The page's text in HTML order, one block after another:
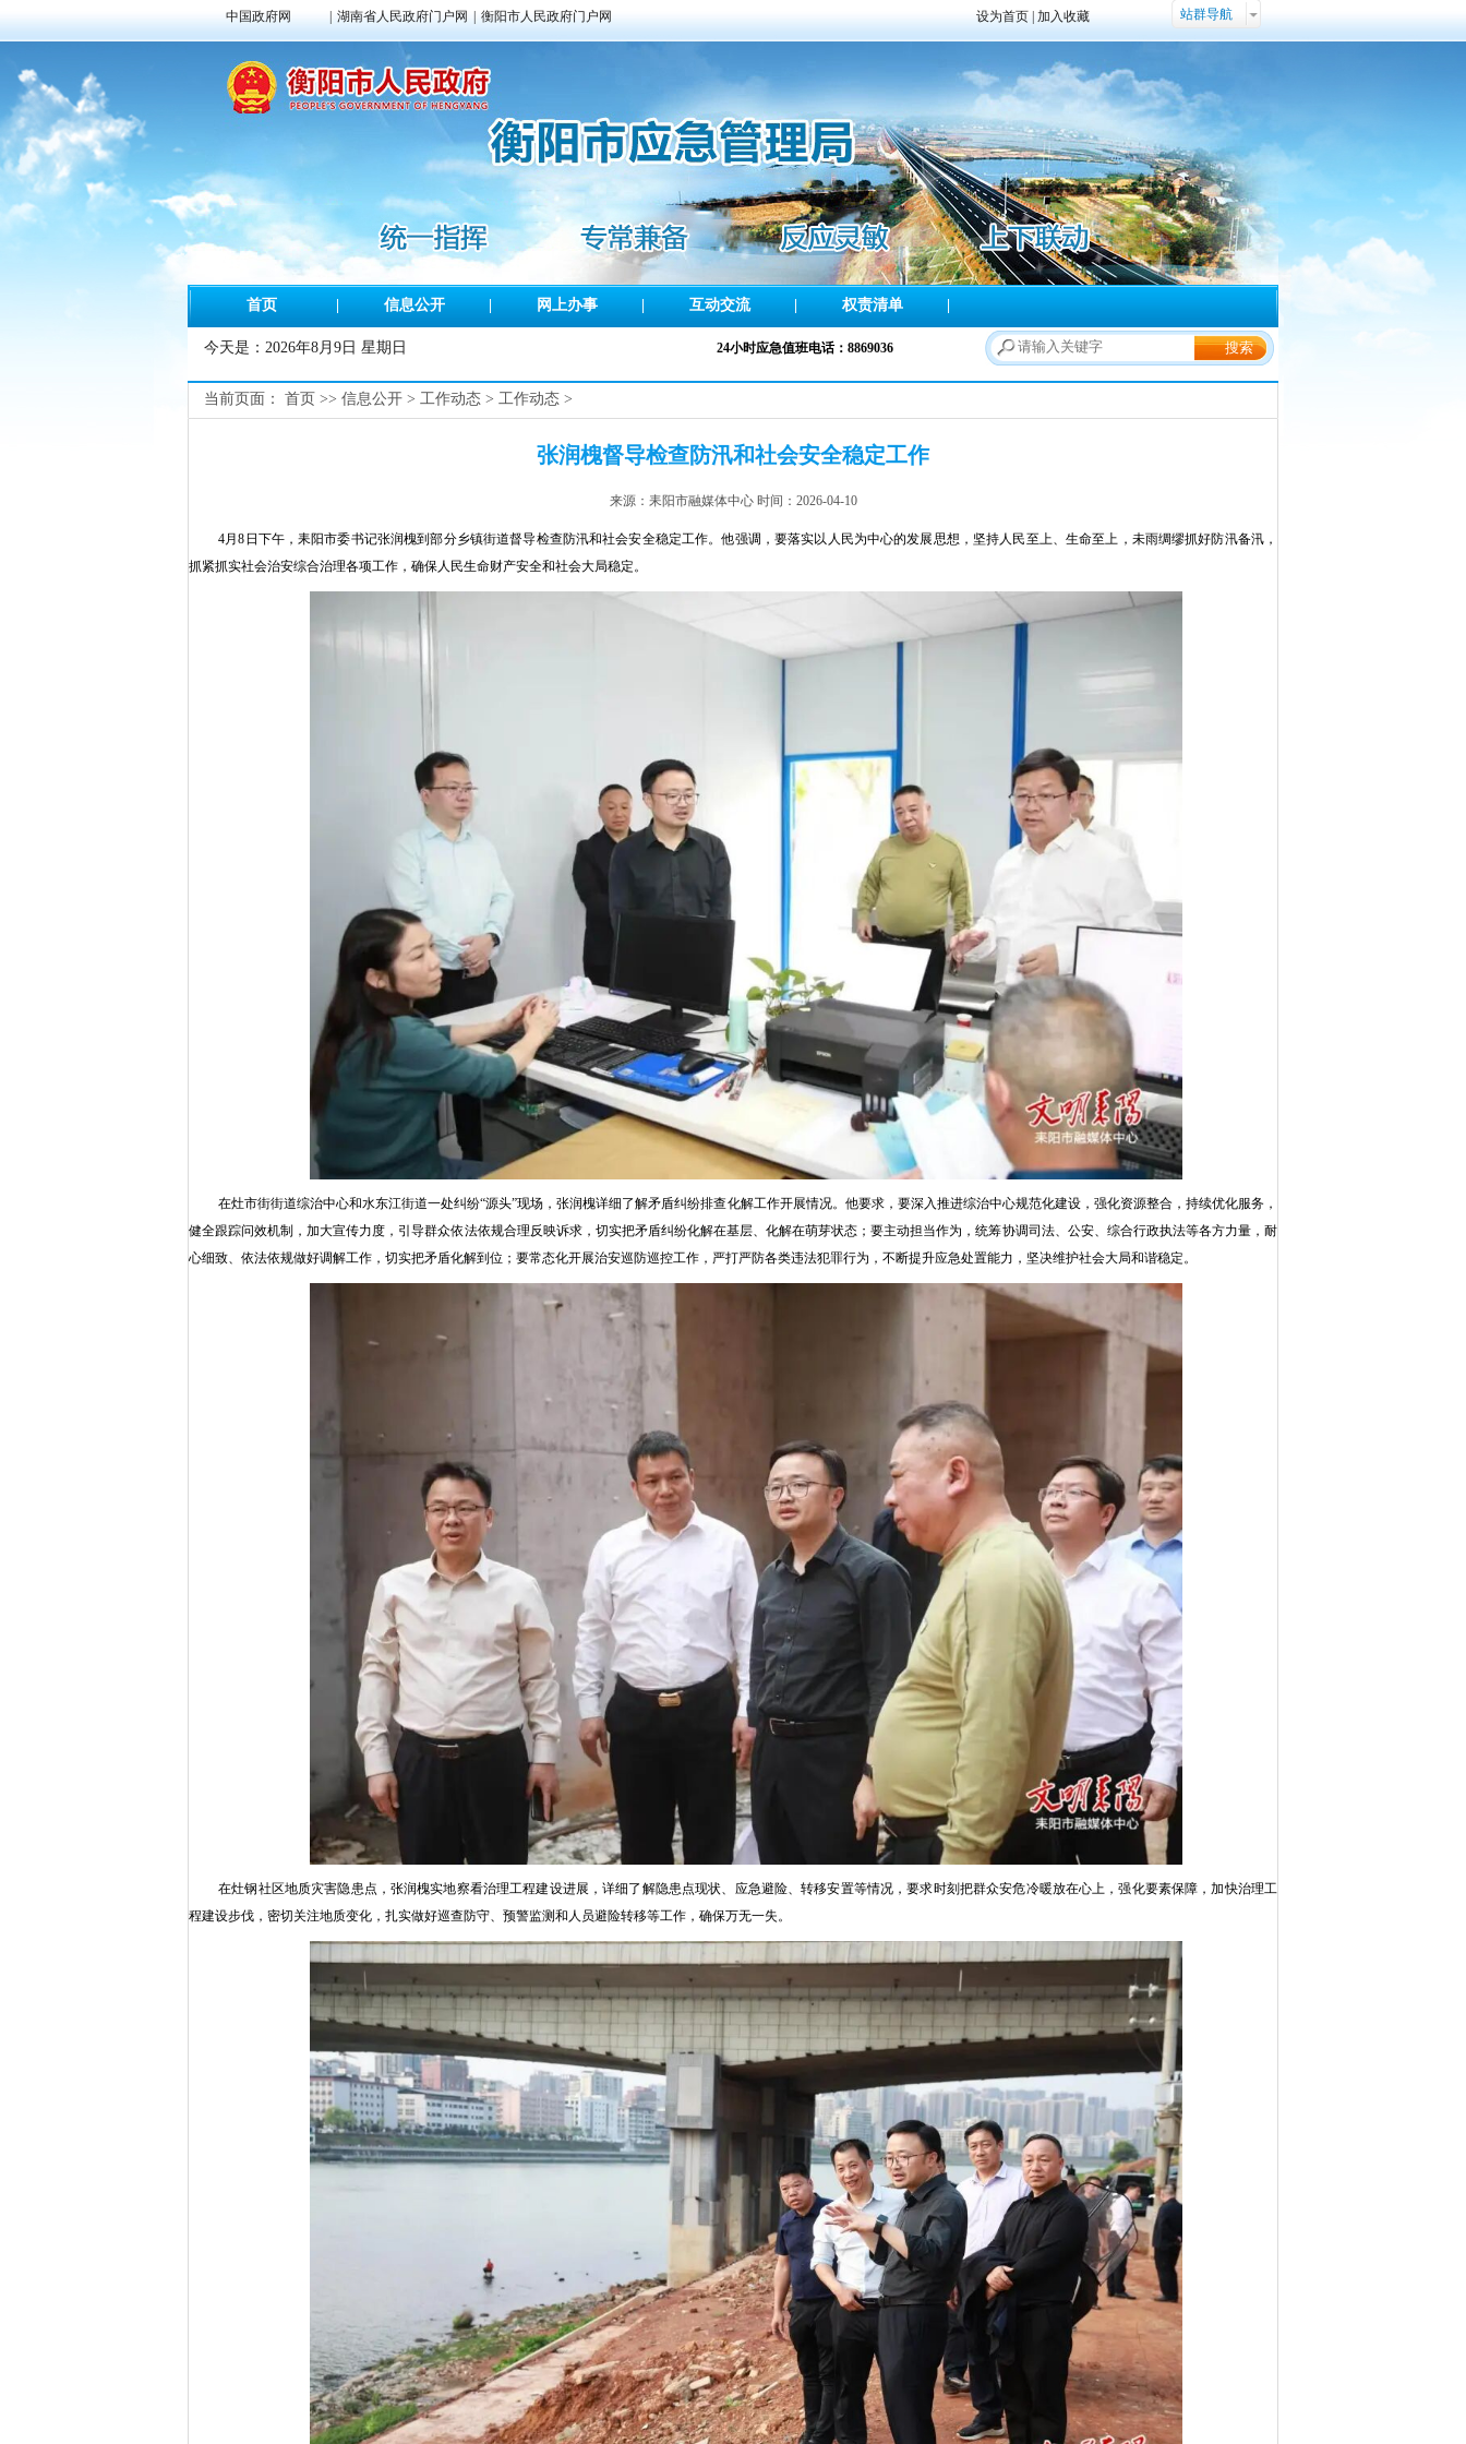
中国政府网 湖南省人民政府门户网 衡阳市人民政府门户网 设为首页 加入收藏 站群导航
首页 信息公开 网上办事 互动交流 权责清单
今天是： 2026年8月9日 星期日 24小时应急值班电话：8869036
当前页面： 首页 >> 信息公开 > 工作动态 > 工作动态 >
张润槐督导检查防汛和社会安全稳定工作
来源：耒阳市融媒体中心 时间：2026-04-10
4月8日下午，耒阳市委书记张润槐到部分乡镇街道督导检查防汛和社会安全稳定工作。他强调，要落实以人民为中心的发展思想，坚持人民至上、生命至上，未雨绸缪抓好防汛备汛，
抓紧抓实社会治安综合治理各项工作，确保人民生命财产安全和社会大局稳定。
在灶市街街道综治中心和水东江街道一处纠纷“源头”现场，张润槐详细了解矛盾纠纷排查化解工作开展情况。他要求，要深入推进综治中心规范化建设，强化资源整合，持续优化服务，
健全跟踪问效机制，加大宣传力度，引导群众依法依规合理反映诉求，切实把矛盾纠纷化解在基层、化解在萌芽状态；要主动担当作为，统筹协调司法、公安、综合行政执法等各方力量，耐
心细致、依法依规做好调解工作，切实把矛盾化解到位；要常态化开展治安巡防巡控工作，严打严防各类违法犯罪行为，不断提升应急处置能力，坚决维护社会大局和谐稳定。
在灶钢社区地质灾害隐患点，张润槐实地察看治理工程建设进展，详细了解隐患点现状、应急避险、转移安置等情况，要求时刻把群众安危冷暖放在心上，强化要素保障，加快治理工
程建设步伐，密切关注地质变化，扎实做好巡查防守、预警监测和人员避险转移等工作，确保万无一失。